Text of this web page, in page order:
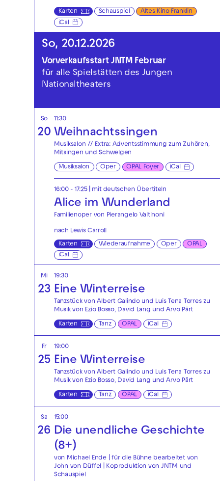
Karten Schauspiel
Altes Kino Franklin
iCal
So, 20.12.2026
Vorverkaufsstart JNTM Februar
für alle Spielstätten des Jungen
Nationaltheaters
So
20
11:30
Weihnachtssingen
Musiksalon // Extra: Adventsstimmung zum Zuhören,
Mitsingen und Schwelgen
Musiksalon Oper OPAL Foyer iCal
16:00 - 17:25| mit deutschen Übertiteln
Alice im Wunderland
Familienoper von Pierangelo Valtinoni
nach Lewis Carroll
Karten Wiederaufnahme Oper
OPAL
iCal
Mi
23
19:30
Eine Winterreise
Tanzstück von Albert Galindo und Luis Tena Torres zu
Musik von Ezio Bosso, David Lang und Arvo Pärt
Karten Tanz OPAL iCal
Fr
25
19:00
Eine Winterreise
Tanzstück von Albert Galindo und Luis Tena Torres zu
Musik von Ezio Bosso, David Lang und Arvo Pärt
Karten Tanz OPAL iCal
Sa
26
15:00
Die unendliche Geschichte
(8+)
von Michael Ende | für die Bühne bearbeitet von
John von Düffel | Koproduktion von JNTM und
Schauspiel